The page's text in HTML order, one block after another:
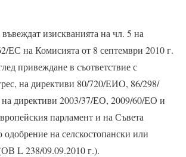
изискванията на чл. 5 на
ЕС на Комисията от 8 септември 2010 г.
привеждане в съответствие с
на директиви 80/720/ЕИО, 86/298/
директиви 2003/37/ЕО, 2009/60/ЕО и
парламент и на Съвета
одобрение на селскостопански или
L 238/09.09.2010 г.).